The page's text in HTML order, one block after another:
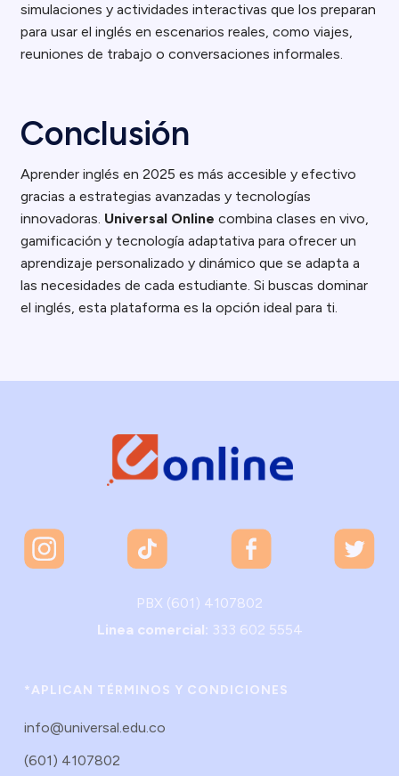
simulaciones y actividades interactivas que los preparan
para usar el inglés en escenarios reales, como viajes,
reuniones de trabajo o conversaciones informales.
Conclusión
Aprender inglés en 2025 es más accesible y efectivo
gracias a estrategias avanzadas y tecnologías
innovadoras. Universal Online combina clases en vivo,
gamificación y tecnología adaptativa para ofrecer un
aprendizaje personalizado y dinámico que se adapta a
las necesidades de cada estudiante. Si buscas dominar
el inglés, esta plataforma es la opción ideal para ti.
PBX (601) 4107802
Linea comercial: 333 602 5554
*APLICAN TÉRMINOS Y CONDICIONES
info@universal.edu.co
(601) 4107802